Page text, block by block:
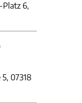
Platz 6,
07318